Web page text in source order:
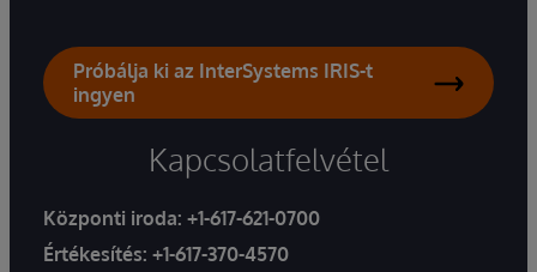
Próbálja ki az InterSystems IRIS-t
ingyen
Kapcsolatfelvétel
Központi iroda: +1-617-621-0700
Értékesítés: +1-617-370-4570